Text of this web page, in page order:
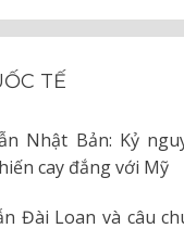
TẾ
Nhật Bản: Kỷ
cay đắng với Mỹ
Đài Loan và câu